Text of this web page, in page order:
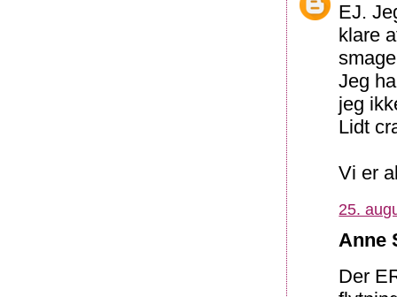
EJ.
klare
Jeg
jeg
Lidt
Vi er
25.
Anne
Der